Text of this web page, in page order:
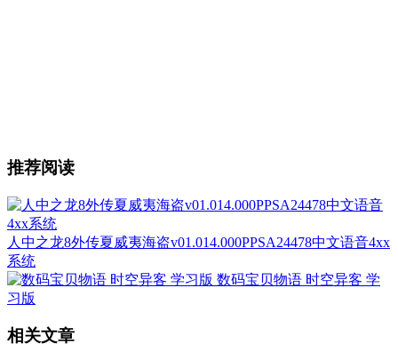
推荐阅读
人中之龙8外传夏威夷海盗v01.014.000PPSA24478中文语音4xx
系统
数码宝贝物语 时空异客 学
习版
相关文章